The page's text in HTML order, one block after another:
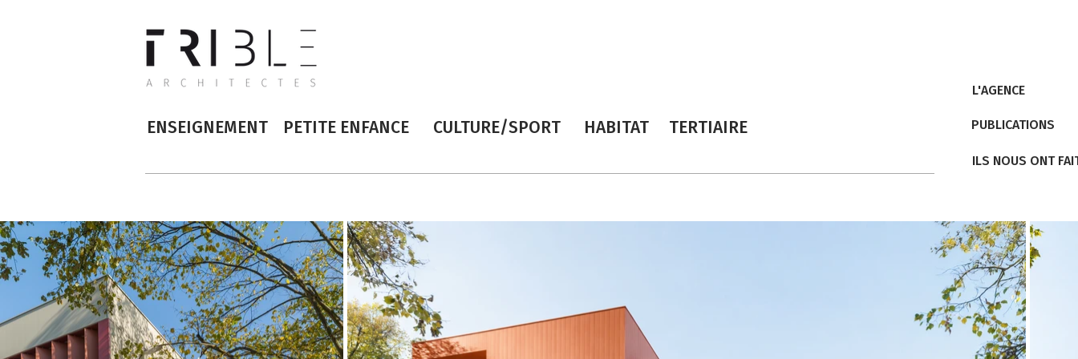
ENSEIGNEMENT PETITE ENFANCE CULTURE/SPORT HABITAT TERTIAIRE
L'AGENCE
PUBLICATIONS
ILS NOUS ONT